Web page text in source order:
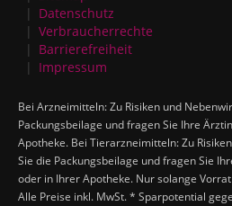
Datenschutz
Verbraucherrechte
Barrierefreiheit
Impressum
Bei Arzneimitteln: Zu Risiken und
Packungsbeilage und fragen Sie Ihre
Apotheke. Bei Tierarzneimitteln: Zu
Sie die Packungsbeilage und fragen Sie
oder in Ihrer Apotheke. Nur solange
Alle Preise inkl. MwSt. * Sparpotential